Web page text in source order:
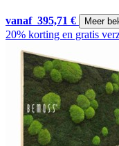
vanaf 395,71 € Meer
20% korting en gratis